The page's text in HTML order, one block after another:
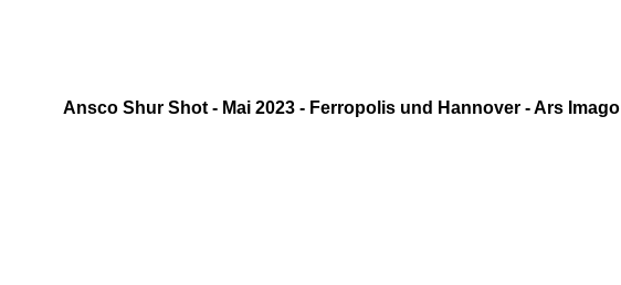
Ansco Shur Shot - Mai 2023 - Ferropolis und Hannover - Ars